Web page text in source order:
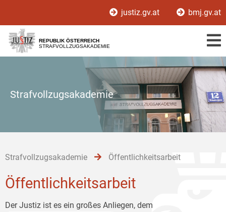
[1]
[2]
[3]
justiz.gv.at bmj.gv.at
REPUBLIK ÖSTERREICH
STRAFVOLLZUGSAKADEMIE
Strafvollzugsakademie
Strafvollzugsakademie Öffentlichkeitsarbeit
Öffentlichkeitsarbeit
Der Justiz ist es ein großes Anliegen, dem